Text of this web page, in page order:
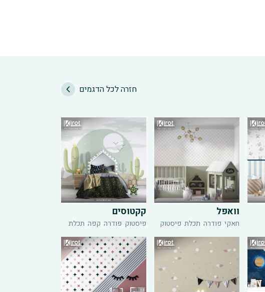
חזרה לכל הדגמים
וואפל
חאקי פודרה תכלת פיסטוק
קקטוסים
פיסטוק פודרה קפה תכלת